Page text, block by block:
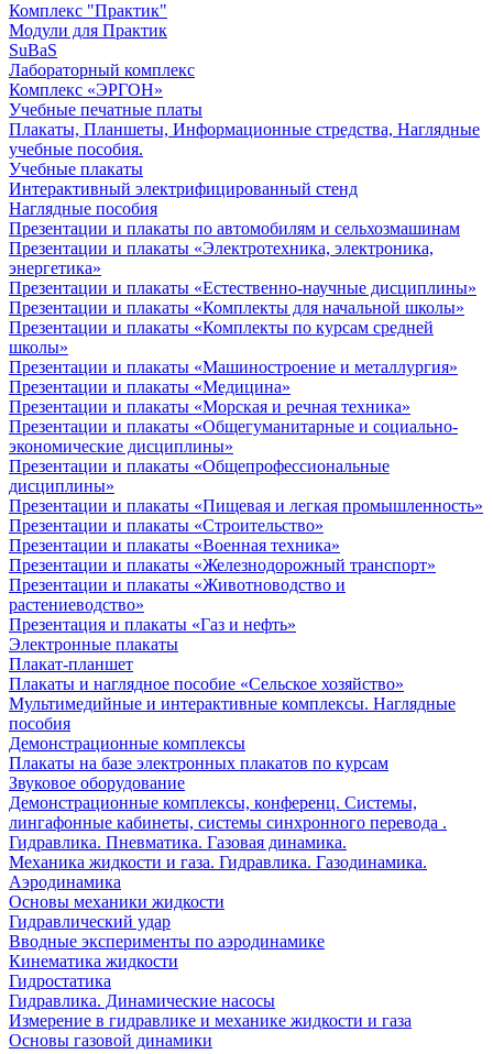
Комплекс "Практик"
Модули для Практик
SuBaS
Лабораторный комплекс
Комплекс «ЭРГОН»
Учебные печатные платы
Плакаты, Планшеты, Информационные стредства, Наглядные
учебные пособия.
Учебные плакаты
Интерактивный электрифицированный стенд
Наглядные пособия
Презентации и плакаты по автомобилям и сельхозмашинам
Презентации и плакаты «Электротехника, электроника,
энергетика»
Презентации и плакаты «Естественно-научные дисциплины»
Презентации и плакаты «Комплекты для начальной школы»
Презентации и плакаты «Комплекты по курсам средней
школы»
Презентации и плакаты «Машиностроение и металлургия»
Презентации и плакаты «Медицина»
Презентации и плакаты «Морская и речная техника»
Презентации и плакаты «Общегуманитарные и социально-
экономические дисциплины»
Презентации и плакаты «Общепрофессиональные
дисциплины»
Презентации и плакаты «Пищевая и легкая промышленность»
Презентации и плакаты «Строительство»
Презентации и плакаты «Военная техника»
Презентации и плакаты «Железнодорожный транспорт»
Презентации и плакаты «Животноводство и
растениеводство»
Презентация и плакаты «Газ и нефть»
Электронные плакаты
Плакат-планшет
Плакаты и наглядное пособие «Сельское хозяйство»
Мультимедийные и интерактивные комплексы. Наглядные
пособия
Демонстрационные комплексы
Плакаты на базе электронных плакатов по курсам
Звуковое оборудование
Демонстрационные комплексы, конференц. Системы,
лингафонные кабинеты, системы синхронного перевода .
Гидравлика. Пневматика. Газовая динамика.
Механика жидкости и газа. Гидравлика. Газодинамика.
Аэродинамика
Основы механики жидкости
Гидравлический удар
Вводные эксперименты по аэродинамике
Кинематика жидкости
Гидростатика
Гидравлика. Динамические насосы
Измерение в гидравлике и механике жидкости и газа
Основы газовой динамики